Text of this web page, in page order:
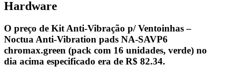
Hardware
O preço de Kit Anti-Vibração p/ Ventoinhas –
Noctua Anti-Vibration pads NA-SAVP6
chromax.green (pack com 16 unidades, verde) no
dia acima especificado era de R$ 82.34.